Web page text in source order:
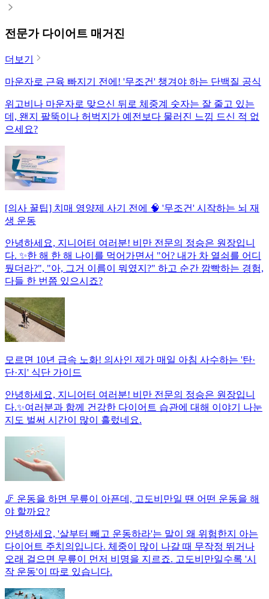
전문가 다이어트 매거진
더보기
마운자로 근육 빠지기 전에! '무조건' 챙겨야 하는 단백질 공식
위고비나 마운자로 맞으신 뒤로 체중계 숫자는 잘 줄고 있는
데, 왠지 팔뚝이나 허벅지가 예전보다 물러진 느낌 드신 적 없
으세요?
[의사 꿀팁] 치매 영양제 사기 전에 🧠 '무조건' 시작하는 뇌 재
생 운동
안녕하세요, 지니어터 여러분! 비만 전문의 정승은 원장입니
다. ✨한 해 한 해 나이를 먹어가면서 "어? 내가 차 열쇠를 어디
뒀더라?", "아, 그거 이름이 뭐였지?" 하고 순간 깜빡하는 경험,
다들 한 번쯤 있으시죠?
모르면 10년 급속 노화! 의사인 제가 매일 아침 사수하는 '탄·
단·지' 식단 가이드
안녕하세요, 지니어터 여러분! 비만 전문의 정승은 원장입니
다.✨여러분과 함께 건강한 다이어트 습관에 대해 이야기 나눈
지도 벌써 시간이 많이 흘렀네요.
🦵 운동을 하면 무릎이 아픈데, 고도비만일 땐 어떤 운동을 해
야 할까요?
안녕하세요, '살부터 빼고 운동하라'는 말이 왜 위험한지 아는
다이어트 주치의입니다. 체중이 많이 나갈 때 무작정 뛰거나
오래 걸으면 무릎이 먼저 비명을 지르죠. 고도비만일수록 '시
작 운동'이 따로 있습니다.